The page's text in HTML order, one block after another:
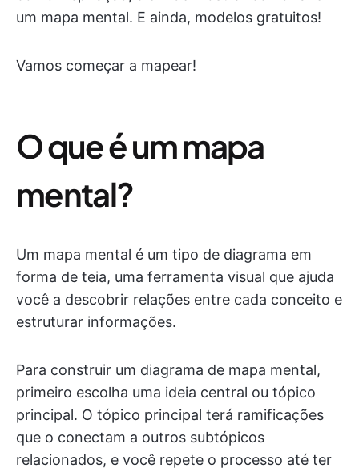
um mapa mental. E ainda, modelos gratuitos!
Vamos começar a mapear!
O que é um mapa
mental?
Um mapa mental é um tipo de diagrama em
forma de teia, uma ferramenta visual que ajuda
você a descobrir relações entre cada conceito e
estruturar informações.
Para construir um diagrama de mapa mental,
primeiro escolha uma ideia central ou tópico
principal. O tópico principal terá ramificações
que o conectam a outros subtópicos
relacionados, e você repete o processo até ter